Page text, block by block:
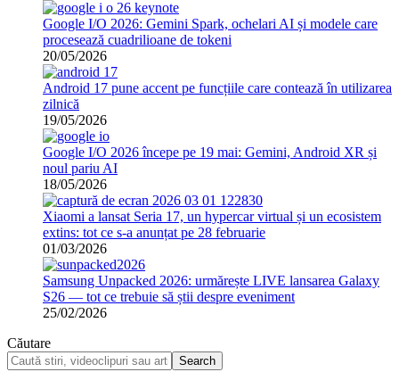
Google I/O 2026: Gemini Spark, ochelari AI și modele care
procesează cuadrilioane de tokeni
20/05/2026
Android 17 pune accent pe funcțiile care contează în utilizarea
zilnică
19/05/2026
Google I/O 2026 începe pe 19 mai: Gemini, Android XR și
noul pariu AI
18/05/2026
Xiaomi a lansat Seria 17, un hypercar virtual și un ecosistem
extins: tot ce s-a anunțat pe 28 februarie
01/03/2026
Samsung Unpacked 2026: urmărește LIVE lansarea Galaxy
S26 — tot ce trebuie să știi despre eveniment
25/02/2026
Căutare